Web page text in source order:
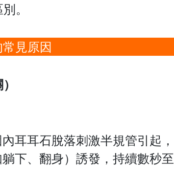
。
見原因
耳耳石脫落刺激半規管引起，
下、翻身）誘發，持續數秒至